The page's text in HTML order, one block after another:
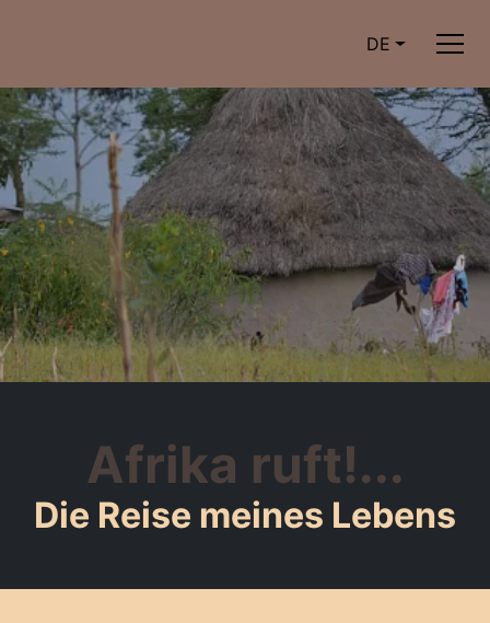
DE
Afrika ruft!...
Die Reise meines Lebens